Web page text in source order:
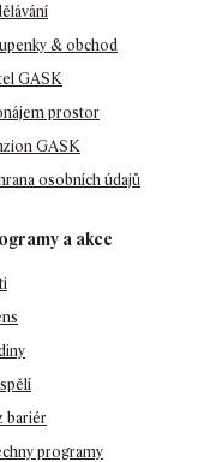
& obchod
GASK
prostor
GASK
osobních údajů
a akce
bariér
programy